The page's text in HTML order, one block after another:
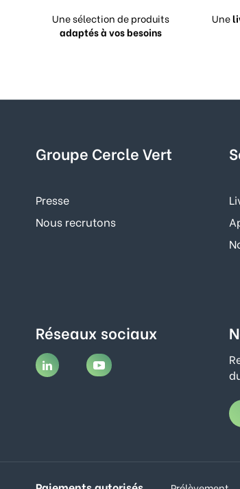
Une sélection de produits
adaptés à vos besoins
Une
Groupe Cercle Vert
Presse
Nous recrutons
Réseaux sociaux